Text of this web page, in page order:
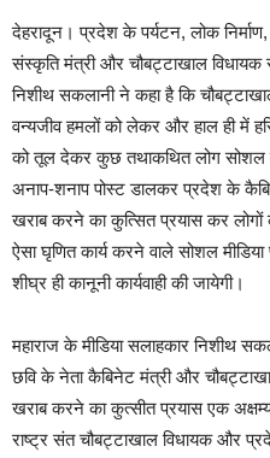
देहरादून। प्रदेश के पर्यटन, लोक निर्माण,
संस्कृति मंत्री और चौबट्टाखाल विधायक
निशीथ सकलानी ने कहा है कि
वन्यजीव हमलों को लेकर और हाल ही में
को तूल देकर कुछ तथाकथित लोग सोशल
अनाप-शनाप पोस्ट डालकर प्रदेश के
खराब करने का कुत्सित प्रयास कर
ऐसा घृणित कार्य करने वाले सोशल
शीघ्र ही कानूनी कार्यवाही की जायेगी।
महाराज के मीडिया सलाहकार निशीथ
छवि के नेता कैबिनेट मंत्री और
खराब करने का कुत्सीत प्रयास एक अक्षम्य
राष्ट्र संत चौबट्टाखाल विधायक और